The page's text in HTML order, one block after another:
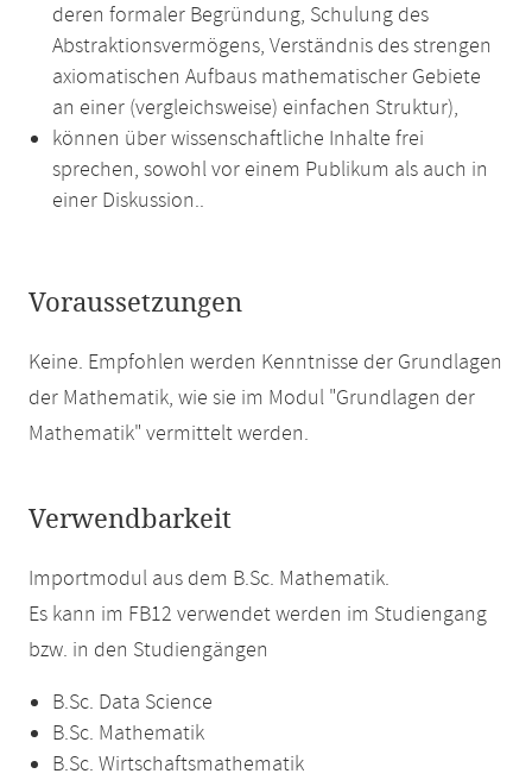
deren formaler Begründung, Schulung des
Abstraktionsvermögens, Verständnis des strengen
axiomatischen Aufbaus mathematischer Gebiete
an einer (vergleichsweise) einfachen Struktur),
können über wissenschaftliche Inhalte frei
sprechen, sowohl vor einem Publikum als auch in
einer Diskussion..
Voraussetzungen
Keine. Empfohlen werden Kenntnisse der Grundlagen
der Mathematik, wie sie im Modul "Grundlagen der
Mathematik" vermittelt werden.
Verwendbarkeit
Importmodul aus dem B.Sc. Mathematik.
Es kann im FB12 verwendet werden im Studiengang
bzw. in den Studiengängen
B.Sc. Data Science
B.Sc. Mathematik
B.Sc. Wirtschaftsmathematik